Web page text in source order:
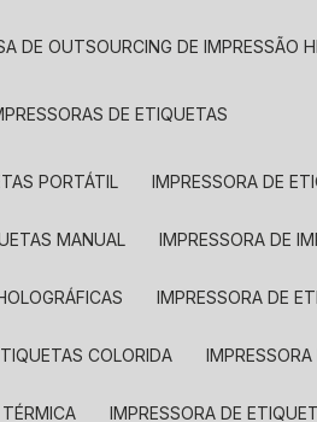
DE OUTSOURCING DE IMPRESSÃO
DE ETIQUETAS
PORTÁTIL IMPRESSORA DE
MANUAL IMPRESSORA DE
IMPRESSORA DE
COLORIDA
IMPRESSORA DE